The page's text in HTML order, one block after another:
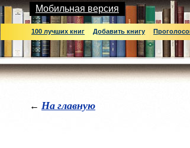
Мобильная версия
100 лучших книг Добавить книгу
← На главную